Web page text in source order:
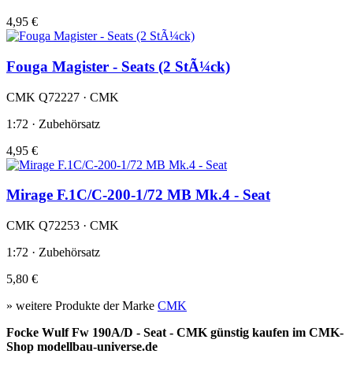
4,95 €
Fouga Magister - Seats (2 StÃ¼ck)
CMK Q72227 · CMK
1:72 · Zubehörsatz
4,95 €
Mirage F.1C/C-200-1/72 MB Mk.4 - Seat
CMK Q72253 · CMK
1:72 · Zubehörsatz
5,80 €
» weitere Produkte der Marke CMK
Focke Wulf Fw 190A/D - Seat - CMK günstig kaufen im CMK-
Shop modellbau-universe.de